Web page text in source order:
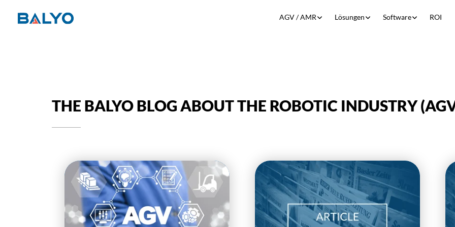
AGV / AMRShow submenu for AGV / AMR
LösungenShow submenu for
SoftwareShowROI
THE BALYO BLOG ABOUT THE ROBOTIC INDUSTRY